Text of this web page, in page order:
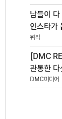
남들이
인스타가
위픽
[DMC
관통한
DMC미디어